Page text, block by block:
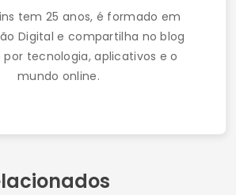
Otimizar a Bateria do Celular
Quem somos